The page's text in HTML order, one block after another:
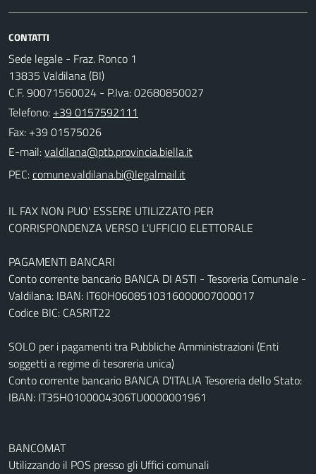
CONTATTI
Sede legale - Fraz. Ronco 1
13835 Valdilana (BI)
C.F. 90071560024 - P.Iva: 02680850027
Telefono: +39 0157592111
Fax: +39 01575026
E-mail:
PEC:
IL FAX NON PUO' ESSERE UTILIZZATO PER
CORRISPONDENZA VERSO L'UFFICIO ELETTORALE
PAGAMENTI BANCARI
Conto corrente bancario BANCA DI ASTI - Tesoreria Comunale -
Valdilana: IBAN: IT60H0608510316000007000017
Codice BIC: CASRIT22
SOLO per i pagamenti tra Pubbliche Amministrazioni (Enti
soggetti a regime di tesoreria unica)
Conto corrente bancario BANCA D'ITALIA Tesoreria dello Stato:
IBAN: IT35H0100004306TU0000001961
BANCOMAT
Utilizzando il POS presso gli Uffici comunali